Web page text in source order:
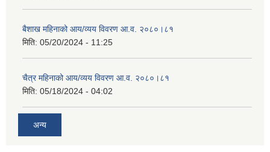
बैशाख महिनाको आय/व्यय विवरण आ.व. २०८०।८१
मिति: 05/20/2024 - 11:25
चैत्र महिनाको आय/व्यय विवरण आ.व. २०८०।८१
मिति: 05/18/2024 - 04:02
अन्य